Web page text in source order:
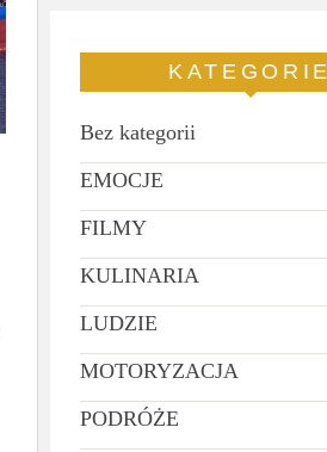
KATEGORIE
Bez kategorii
EMOCJE
FILMY
KULINARIA
LUDZIE
MOTORYZACJA
PODRÓŻE